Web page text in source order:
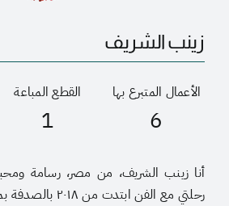
زينب الشريف
الأعمال المتبرع بها
6
القطع المباعة
1
أنا زينب الشريف، من مصر، رسامة
رحلتي مع الفن